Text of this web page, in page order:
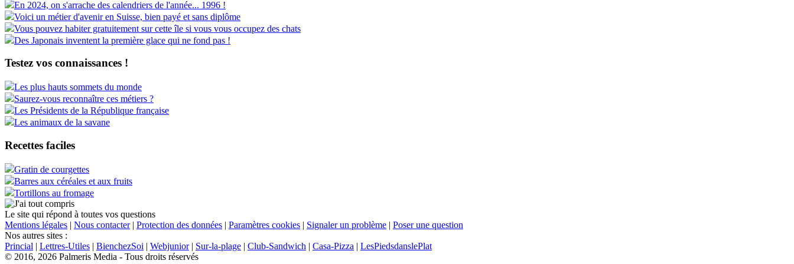
En 2024, on s'arrache des calendriers de l'année... 1996 !
Voici un métier d'avenir en Suisse, bien payé et sans diplôme
Vous pouvez habiter gratuitement sur cette île si vous vous occupez des chats
Des Japonais inventent la première glace qui ne fond pas !
Testez vos connaissances !
Les plus hauts sommets du monde
Saurez-vous reconnaître ces métiers ?
Les Présidents de la République française
Les animaux de la savane
Recettes faciles
Gratin de courgettes
Barres aux céréales et aux fruits
Tortillons au fromage
Le site qui répond à toutes vos questions
Mentions légales | Nous contacter| Protection des données | Paramètres cookies | Signaler un problème | Poser une question
Nos autres sites :
Princial | Lettres-Utiles | BienchezSoi | Webjunior| Sur-la-plage | Club-Sandwich | Casa-Pizza | LesPiedsdanslePlat
© 2016, 2026 Palmeris Media - Tous droits réservés